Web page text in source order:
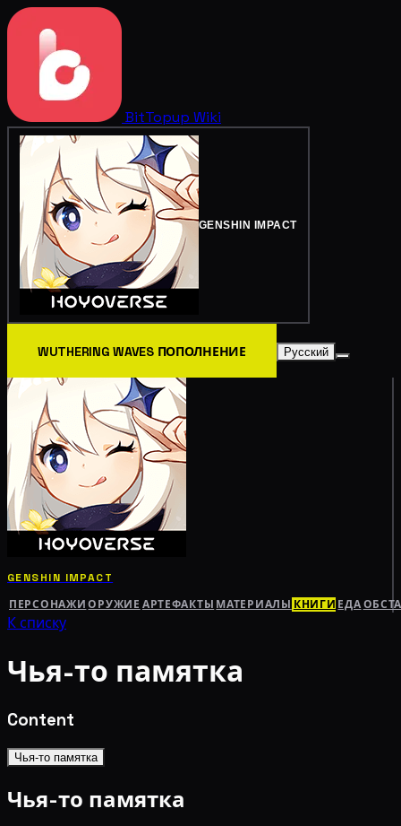
BitTopup Wiki
GENSHIN IMPACT
WUTHERING WAVES ПОПОЛНЕНИЕ Русский
GENSHIN IMPACT
ПЕРСОНАЖИ ОРУЖИЕ АРТЕФАКТЫ МАТЕРИАЛЫ КНИГИ ЕДА
К списку
Чья-то памятка
Content
Чья-то памятка
Чья-то памятка